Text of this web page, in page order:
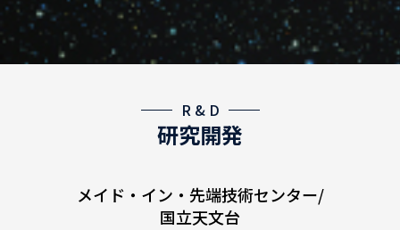
R & D
研究開発
メイド・イン・先端技術センター/
国立天文台